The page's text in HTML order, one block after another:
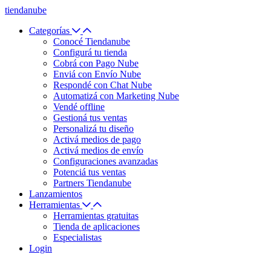
tiendanube
Categorías
Conocé Tiendanube
Configurá tu tienda
Cobrá con Pago Nube
Enviá con Envío Nube
Respondé con Chat Nube
Automatizá con Marketing Nube
Vendé offline
Gestioná tus ventas
Personalizá tu diseño
Activá medios de pago
Activá medios de envío
Configuraciones avanzadas
Potenciá tus ventas
Partners Tiendanube
Lanzamientos
Herramientas
Herramientas gratuitas
Tienda de aplicaciones
Especialistas
Login